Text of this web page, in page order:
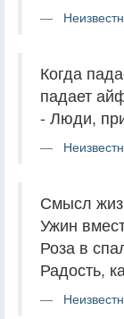
Когда
падает
- Люди,
Смысл
Ужин
Роза в
Радость,